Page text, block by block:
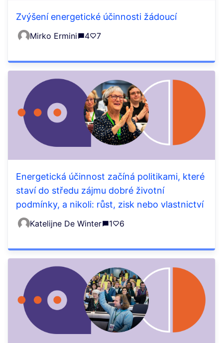
Zvýšení energetické účinnosti žádoucí
Mirko Ermini 4 7
Energetická účinnost začíná politikami, které
staví do středu zájmu dobré životní
podmínky, a nikoli: růst, zisk nebo vlastnictví
Katelijne De Winter 1 6